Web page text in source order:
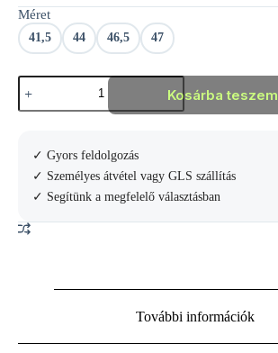
52
990 Ft.
47
000 Ft.
Méret
41,5 44 46,5 47
ASICS
SOLUTION
SPEED
CLAY
NIGHT
ENERGY
TENISZCIPŐ
mennyiség
Kosárba teszem
✓ Gyors feldolgozás
✓ Személyes átvétel vagy GLS szállítás
✓ Segítünk a megfelelő választásban
További információk